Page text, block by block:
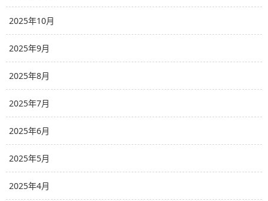
2025年10月
2025年9月
2025年8月
2025年7月
2025年6月
2025年5月
2025年4月